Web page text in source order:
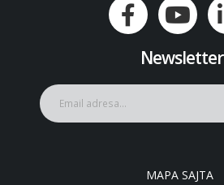
Newsletter
MAPA SAJTA